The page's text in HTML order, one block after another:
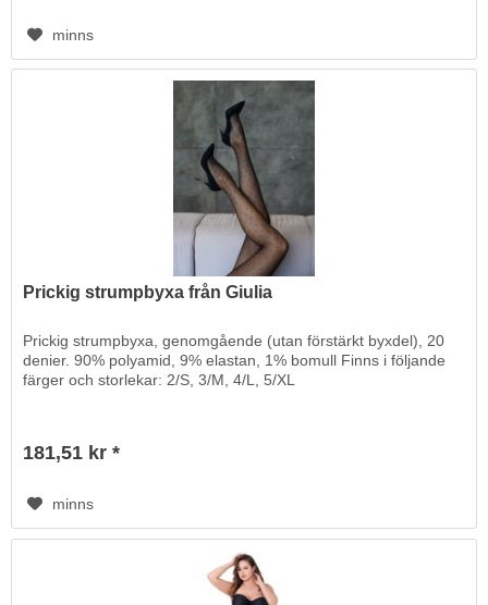
minns
Prickig strumpbyxa från Giulia
Prickig strumpbyxa, genomgående (utan förstärkt byxdel), 20
denier. 90% polyamid, 9% elastan, 1% bomull Finns i följande
färger och storlekar: 2/S, 3/M, 4/L, 5/XL
181,51 kr *
minns